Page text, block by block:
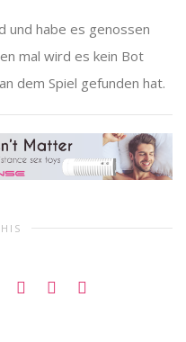
und habe es genossen
mal wird es kein Bot
dem Spiel gefunden hat.